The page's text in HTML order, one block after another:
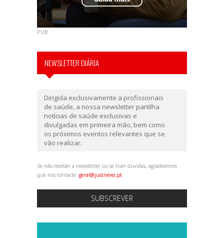
PUB
NEWSLETTER DIÁRIA
Dirigida exclusivamente a profissionais
de saúde, a nossa newsletter partilha
notícias de saúde exclusivas e
divulgadas em primeira mão, bem como
os próximos eventos relevantes que se
vão realizar.
Se não receber a newsletter ou se tiver dúvidas, agradecemos
que nos contacte: geral@justnews.pt
SUBSCREVER